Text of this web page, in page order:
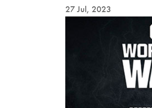
27 Jul, 2023